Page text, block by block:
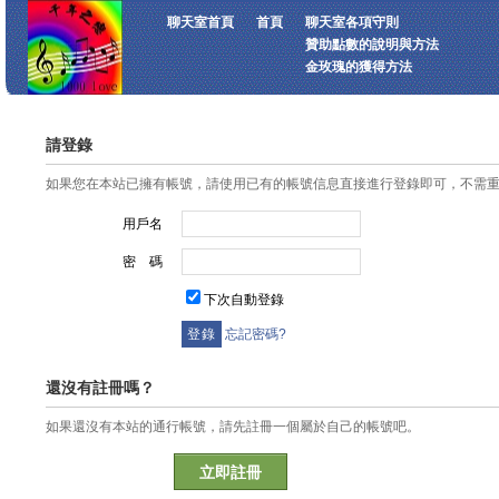
聊天室首頁 首頁
聊天室各項守則
贊助點數的說明與方法
金玫瑰的獲得方法
請登錄
如果您在本站已擁有帳號，請使用已有的帳號信息直接進行登錄即可，不需
用戶名
密 碼
下次自動登錄
忘記密碼?
還沒有註冊嗎？
如果還沒有本站的通行帳號，請先註冊一個屬於自己的帳號吧。
立即註冊